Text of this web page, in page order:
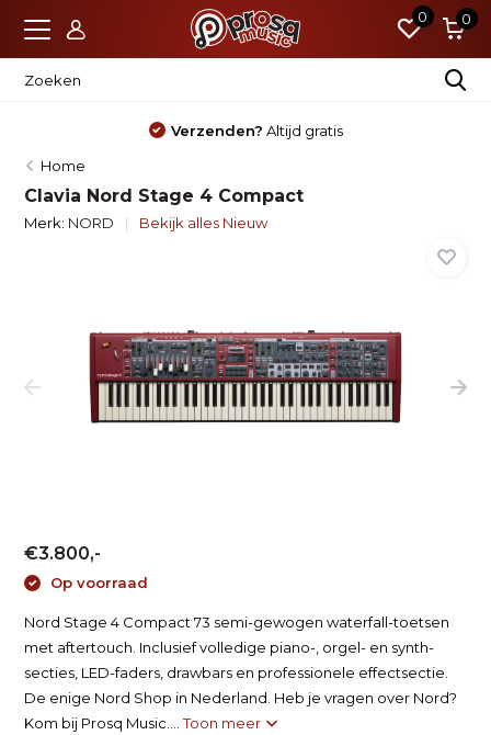
0 0
Nieuw?Standaard 4 jaar garantie
Home
Clavia Nord Stage 4 Compact
Merk: NORD Bekijk alles Nieuw
€3.800,-
Op voorraad
Nord Stage 4 Compact 73 semi-gewogen waterfall-toetsen
met aftertouch. Inclusief volledige piano-, orgel- en synth-
secties, LED-faders, drawbars en professionele effectsectie.
De enige Nord Shop in Nederland. Heb je vragen over Nord?
Kom bij Prosq Music....Toon meer